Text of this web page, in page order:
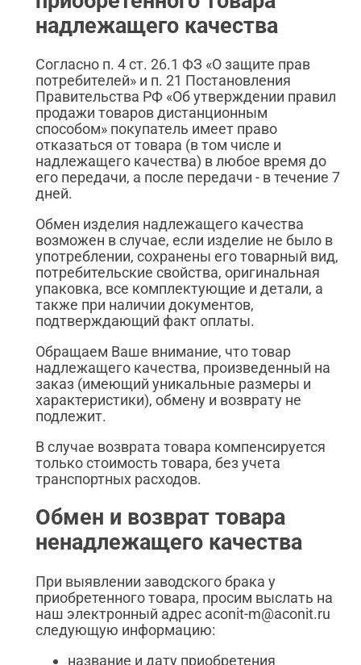
надлежащего качества
Согласно п. 4 ст. 26.1 ФЗ «О защите прав
потребителей» и п. 21 Постановления
Правительства РФ «Об утверждении правил
продажи товаров дистанционным
способом» покупатель имеет право
отказаться от товара (в том числе и
надлежащего качества) в любое время до
его передачи, а после передачи - в течение 7
дней.
Обмен изделия надлежащего качества
возможен в случае, если изделие не было в
употреблении, сохранены его товарный вид,
потребительские свойства, оригинальная
упаковка, все комплектующие и детали, а
также при наличии документов,
подтверждающий факт оплаты.
Обращаем Ваше внимание, что товар
надлежащего качества, произведенный на
заказ (имеющий уникальные размеры и
характеристики), обмену и возврату не
подлежит.
В случае возврата товара компенсируется
только стоимость товара, без учета
транспортных расходов.
Обмен и возврат товара
ненадлежащего качества
При выявлении заводского брака у
приобретенного товара, просим выслать на
наш электронный адрес aconit-m@aconit.ru
следующую информацию:
название и дату приобретения